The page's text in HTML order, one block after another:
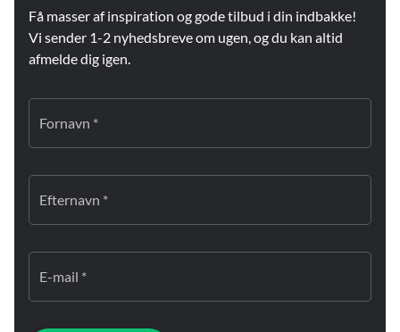
Få masser af inspiration og gode tilbud i din indbakke!
Vi sender 1-2 nyhedsbreve om ugen, og du kan altid
afmelde dig igen.
Fornavn *
Efternavn *
E-mail *